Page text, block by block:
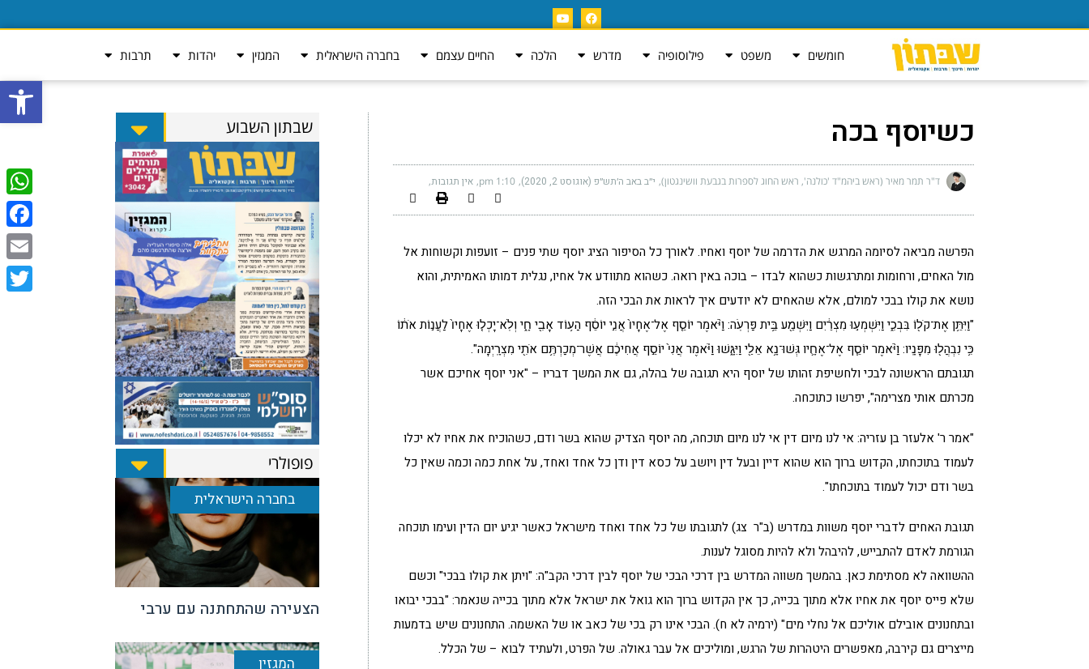
פתח
חומשים משפט פילוסופיה מדרש הלכה החיים עצמם בחברה הישראלית המגזין יהדות תרבות
כשיוסף בכה
ד"ר תמר מאיר (ראש ביהמ"ד 'כולנה', ראש החוג לספרות בגבעת וושינגטון) י״ב באב ה׳תש״פ (אוגוסט 2, 2020) 1:10 pm אין תגובות
הפרשה מביאה לסיומה המרגש את הדרמה של יוסף ואחיו. לאורך כל הסיפור הציג יוסף שתי פנים – זועפות וקשוחות אל
מול האחים, ורחומות ומתרגשות כשהוא לבדו – בוכה באין רואה. כשהוא מתוודע אל אחיו, נגלית דמותו האמיתית, והוא
נושא את קולו בבכי למולם, אלא שהאחים לא יודעים איך לראות את הבכי הזה.
"וַיִּתֵּ֥ן אֶת־קֹל֖וֹ בִּבְכִ֑י וַיִּשְׁמְע֣וּ מִצְרַ֔יִם וַיִּשְׁמַ֖ע בֵּ֥ית פַּרְעֹֽה: וַיֹּ֨אמֶר יוֹסֵ֤ף אֶל־אֶחָיו֙ אֲנִ֣י יוֹסֵ֔ף הַע֥וֹד אָבִ֖י חָ֑י וְלֹֽא־יָכְל֤וּ אֶחָיו֙ לַעֲנ֣וֹת אֹת֔וֹ
כִּ֥י נִבְהֲל֖וּ מִפָּנָֽיו: וַיֹּ֨אמֶר יוֹסֵ֧ף אֶל־אֶחָ֛יו גְּשׁוּ־נָ֥א אֵלַ֖י וַיִּגָּ֑שׁוּ וַיֹּ֗אמֶר אֲנִי֙ יוֹסֵ֣ף אֲחִיכֶ֔ם אֲשֶׁר־מְכַרְתֶּ֥ם אֹתִ֖י מִצְרָֽיְמָה".
תגובתם הראשונה לבכי ולחשיפת זהותו של יוסף היא תגובה של בהלה, גם את המשך דבריו – "אני יוסף אחיכם אשר
מכרתם אותי מצרימה", יפרשו כתוכחה.
"אמר ר' אלעזר בן עזריה: אי לנו מיום דין אי לנו מיום תוכחה, מה יוסף הצדיק שהוא בשר ודם, כשהוכיח את אחיו לא יכלו
לעמוד בתוכחתו, הקדוש ברוך הוא שהוא דיין ובעל דין ויושב על כסא דין ודן כל אחד ואחד, על אחת כמה וכמה שאין כל
בשר ודם יכול לעמוד בתוכחתו".
תגובת האחים לדברי יוסף משוות במדרש (ב"ר צג) לתגובתו של כל אחד ואחד מישראל כאשר יגיע יום הדין ועימו תוכחה
הגורמת לאדם להתבייש, להיבהל ולא להיות מסוגל לענות.
ההשוואה לא מסתימת כאן. בהמשך משווה המדרש בין דרכי הבכי של יוסף לבין דרכי הקב"ה: "ויתן את קולו בבכי" וכשם
שלא פייס יוסף את אחיו אלא מתוך בכייה, כך אין הקדוש ברוך הוא גואל את ישראל אלא מתוך בכייה שנאמר: "בבכי יבואו
ובתחנונים אובילם אוליכם אל נחלי מים" (ירמיה לא ח). הבכי אינו רק בכי של כאב או של האשמה. התחנונים שיש בדמעות
מייצרים גם קירבה, מאפשרים היטהרות של הרגש, ומוליכים אל עבר גאולה. של הפרט, ולעתיד לבוא – של הכלל.
שבתון השבוע
פופולרי
בחברה הישראלית
הצעירה שהתחתנה עם ערבי
המגזין
Email